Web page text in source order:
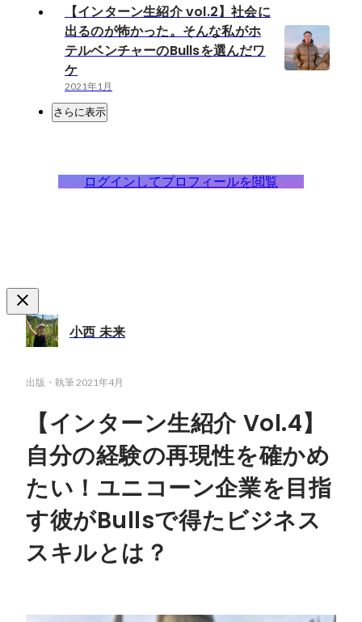
【インターン生紹介 vol.2】社会に
出るのが怖かった。そんな私がホ
テルベンチャーのBullsを選んだワ
ケ
2021年1月
さらに表示
ログインしてプロフィールを閲覧
小西 未来
出版・執筆2021年4月
【インターン生紹介 Vol.4】
自分の経験の再現性を確かめ
たい！ユニコーン企業を目指
す彼がBullsで得たビジネス
スキルとは？